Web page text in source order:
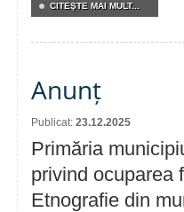
CITEŞTE MAI MULT...
Anunț
Publicat: 23.12.2025
Primăria
privind ocuparea
Etnografie din